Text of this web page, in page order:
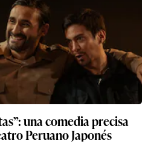
una comedia precisa
Peruano Japonés